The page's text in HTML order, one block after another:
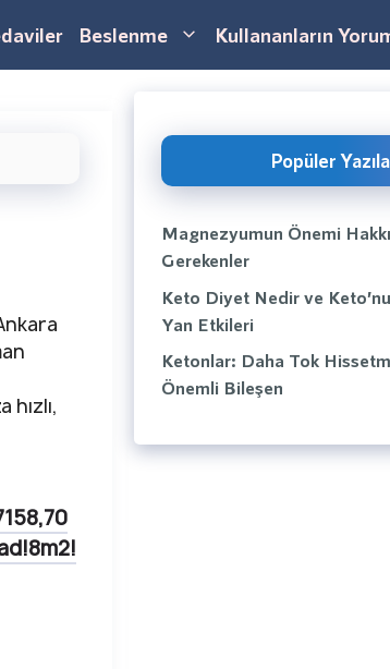
Beslenme Kullananların
Popüler
Magnezyumun Önemi
Gerekenler
Keto Diyet Nedir ve
Yan Etkileri
Ketonlar: Daha Tok
Önemli Bileşen